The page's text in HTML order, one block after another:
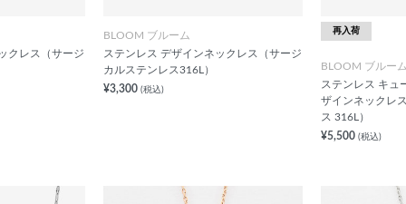
クレス（サージ
BLOOM ブルーム
ステンレス デザインネックレス（サージ
カルステンレス316L）
¥3,300 (税込)
再入荷
BLOOM ブルー
ステンレス キュ
ザインネックレ
ス 316L）
¥5,500 (税込)